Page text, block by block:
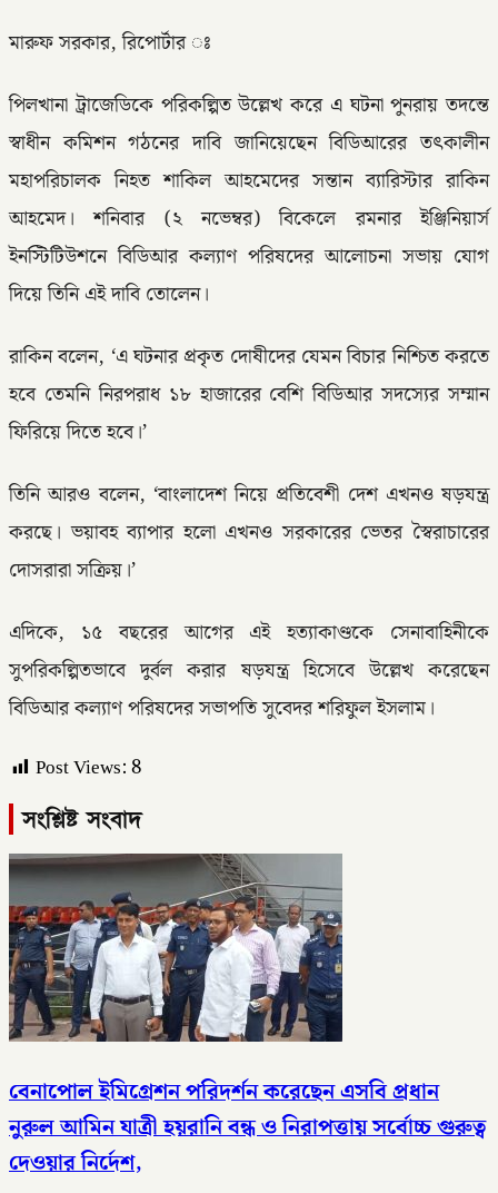
মারুফ সরকার, রিপোর্টার ঃ
পিলখানা ট্রাজেডিকে পরিকল্পিত উল্লেখ করে এ ঘটনা পুনরায় তদন্তে
স্বাধীন কমিশন গঠনের দাবি জানিয়েছেন বিডিআরের তৎকালীন
মহাপরিচালক নিহত শাকিল আহমেদের সন্তান ব্যারিস্টার রাকিন
আহমেদ। শনিবার (২ নভেম্বর) বিকেলে রমনার ইঞ্জিনিয়ার্স
ইনস্টিটিউশনে বিডিআর কল্যাণ পরিষদের আলোচনা সভায় যোগ
দিয়ে তিনি এই দাবি তোলেন।
রাকিন বলেন, ‘এ ঘটনার প্রকৃত দোষীদের যেমন বিচার নিশ্চিত করতে
হবে তেমনি নিরপরাধ ১৮ হাজারের বেশি বিডিআর সদস্যের সম্মান
ফিরিয়ে দিতে হবে।’
তিনি আরও বলেন, ‘বাংলাদেশ নিয়ে প্রতিবেশী দেশ এখনও ষড়যন্ত্র
করছে। ভয়াবহ ব্যাপার হলো এখনও সরকারের ভেতর স্বৈরাচারের
দোসরারা সক্রিয়।’
এদিকে, ১৫ বছরের আগের এই হত্যাকাণ্ডকে সেনাবাহিনীকে
সুপরিকল্পিতভাবে দুর্বল করার ষড়যন্ত্র হিসেবে উল্লেখ করেছেন
বিডিআর কল্যাণ পরিষদের সভাপতি সুবেদর শরিফুল ইসলাম।
Post Views:8
সংশ্লিষ্ট সংবাদ
বেনাপোল ইমিগ্রেশন পরিদর্শন করেছেন এসবি প্রধান
নুরুল আমিন যাত্রী হয়রানি বন্ধ ও নিরাপত্তায় সর্বোচ্চ গুরুত্ব
দেওয়ার নির্দেশ,